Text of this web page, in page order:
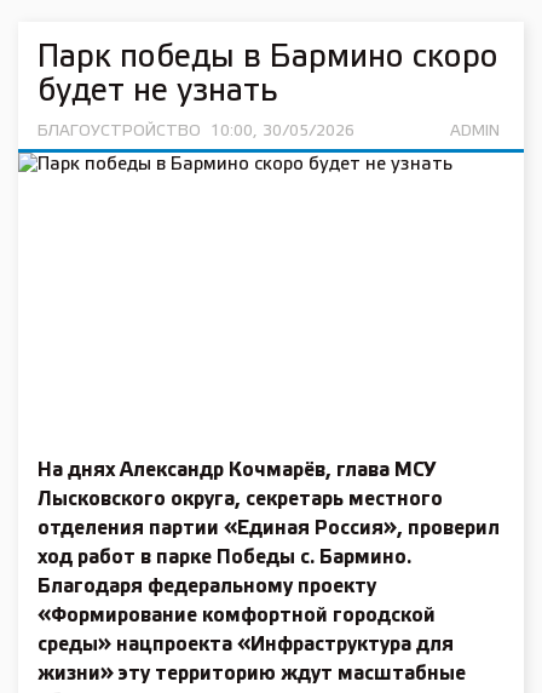
Парк победы в Бармино скоро
будет не узнать
БЛАГОУСТРОЙСТВО 10:00, 30/05/2026 ADMIN
На днях Александр Кочмарёв, глава МСУ
Лысковского округа, секретарь местного
отделения партии «Единая Россия», проверил
ход работ в парке Победы с. Бармино.
Благодаря федеральному проекту
«Формирование комфортной городской
среды» нацпроекта «Инфраструктура для
жизни» эту территорию ждут масштабные